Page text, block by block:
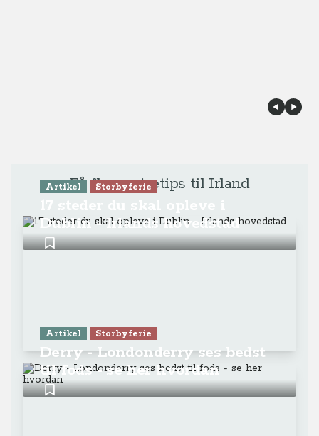
Få flere rejsetips til Irland
Artikel Storbyferie
Dublin - Irlands hovedstad
Artikel Storbyferie
Derry - Londonderry ses bedst
til fods - se her hvordan